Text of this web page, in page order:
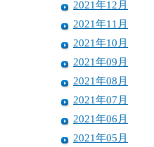
2021年12月
2021年11月
2021年10月
2021年09月
2021年08月
2021年07月
2021年06月
2021年05月